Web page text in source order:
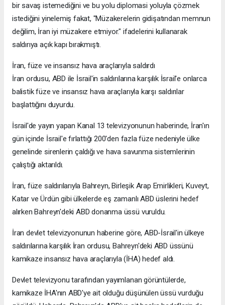
bir savaş istemediğini ve bu yolu diplomasi yoluyla çözmek
istediğini yinelemiş fakat, "Müzakerelerin gidişatından memnun
değilim, İran iyi müzakere etmiyor." ifadelerini kullanarak
saldırıya açık kapı bırakmıştı.
İran, füze ve insansız hava araçlarıyla saldırdı
İran ordusu, ABD ile İsrail'in saldırılarına karşılık İsrail'e onlarca
balistik füze ve insansız hava araçlarıyla karşı saldırılar
başlattığını duyurdu.
İsrail'de yayın yapan Kanal 13 televizyonunun haberinde, İran'ın
gün içinde İsrail'e fırlattığı 200'den fazla füze nedeniyle ülke
genelinde sirenlerin çaldığı ve hava savunma sistemlerinin
çalıştığı aktarıldı.
İran, füze saldırılarıyla Bahreyn, Birleşik Arap Emirlikleri, Kuveyt,
Katar ve Ürdün gibi ülkelerde eş zamanlı ABD üslerini hedef
alırken Bahreyn'deki ABD donanma üssü vuruldu.
İran devlet televizyonunun haberine göre, ABD-İsrail'in ülkeye
saldırılarına karşılık İran ordusu, Bahreyn'deki ABD üssünü
kamikaze insansız hava araçlarıyla (İHA) hedef aldı.
Devlet televizyonu tarafından yayımlanan görüntülerde,
kamikaze İHA'nın ABD'ye ait olduğu düşünülen üssü vurduğu